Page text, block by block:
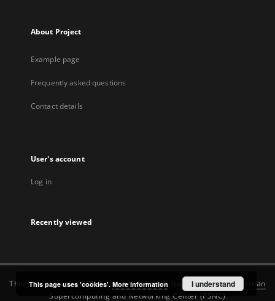
About Project
Example page
Frequently asked questions
Contact details
User's account
Log in
Recently viewed
This service runs onDInGO dLibra 6.3.22software created by
Poznan
Supercomputing and Networking Center (PSNC)
This page uses 'cookies'. More information I understand